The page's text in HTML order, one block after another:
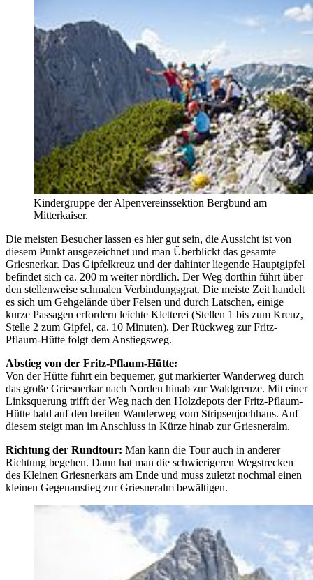
Kindergruppe der Alpenvereinssektion Bergbund am
Mitterkaiser.
Die meisten Besucher lassen es hier gut sein, die Aussicht ist von
diesem Punkt ausgezeichnet und man Überblickt das gesamte
Griesnerkar. Das Gipfelkreuz und der dahinter liegende Hauptgipfel
befindet sich ca. 200 m weiter nördlich. Der Weg dorthin führt über
den stellenweise schmalen Verbindungsgrat. Die meiste Zeit handelt
es sich um Gehgelände über Felsen und durch Latschen, einige
kurze Passagen erfordern leichte Kletterei (Stellen 1 bis zum Kreuz,
Stelle 2 zum Gipfel, ca. 10 Minuten). Der Rückweg zur Fritz-
Pflaum-Hütte folgt dem Anstiegsweg.
Abstieg von der Fritz-Pflaum-Hütte:
Von der Hütte führt ein bequemer, gut markierter Wanderweg durch
das große Griesnerkar nach Norden hinab zur Waldgrenze. Mit einer
Linksquerung trifft der Weg nach den Holzdepots der Fritz-Pflaum-
Hütte bald auf den breiten Wanderweg vom Stripsenjochhaus. Auf
diesem steigt man im Anschluss in Kürze hinab zur Griesneralm.
Richtung der Rundtour: Man kann die Tour auch in anderer
Richtung begehen. Dann hat man die schwierigeren Wegstrecken
des Kleinen Griesnerkars am Ende und muss zuletzt nochmal einen
kleinen Gegenanstieg zur Griesneralm bewältigen.